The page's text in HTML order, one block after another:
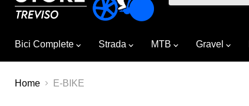
Bici Complete
Strada MTB Gravel
Home E-BIKE